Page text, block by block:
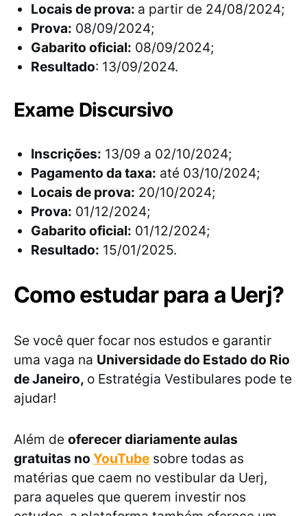
Locais de prova: a partir de 24/08/2024;
Prova: 08/09/2024;
Gabarito oficial: 08/09/2024;
Resultado: 13/09/2024.
Exame Discursivo
Inscrições: 13/09 a 02/10/2024;
Pagamento da taxa: até 03/10/2024;
Locais de prova: 20/10/2024;
Prova: 01/12/2024;
Gabarito oficial: 01/12/2024;
Resultado: 15/01/2025.
Como estudar para a Uerj?
Se você quer focar nos estudos e garantir
uma vaga na Universidade do Estado do Rio
de Janeiro, o Estratégia Vestibulares pode te
ajudar!
Além de oferecer diariamente aulas
gratuitas no YouTube sobre todas as
matérias que caem no vestibular da Uerj,
para aqueles que querem investir nos